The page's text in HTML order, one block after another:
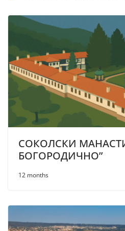
СОКОЛСКИ
БОГОРОДИЧНО”
12 months